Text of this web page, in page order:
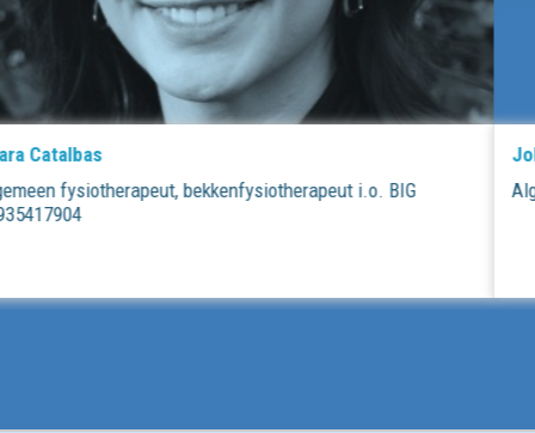
Johan van Lieshout
Algemeen fysiotherapeut, manueel therapeut, BIG 29051909804